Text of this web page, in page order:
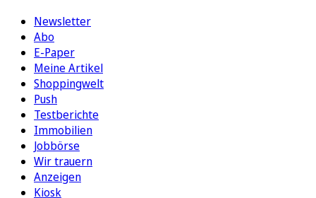
Newsletter
Abo
E-Paper
Meine Artikel
Shoppingwelt
Push
Testberichte
Immobilien
Jobbörse
Wir trauern
Anzeigen
Kiosk